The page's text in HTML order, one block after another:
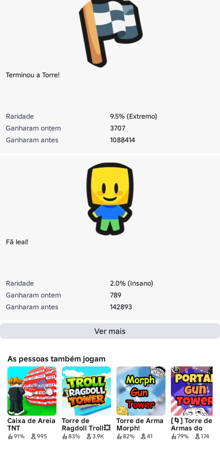
Terminou a Torre!
Raridade
9.5% (Extremo)
Ganharam ontem
3707
Ganharam antes
1088414
Fã leal!
Raridade
2.0% (Insano)
Ganharam ontem
789
Ganharam antes
142893
Ver mais
As pessoas também jogam
Caixa de Areia
TNT
91% 995
Torre de
Ragdoll Troll💥
83% 3.9K
Torre de Arma
Morph!
82% 41
[🌀] Torre de
Armas do
Portal
79% 174